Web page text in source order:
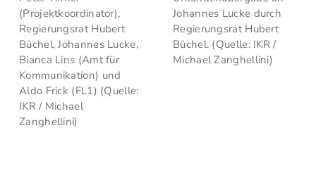
(Projektkoordinator),
Regierungsrat Hubert
Büchel, Johannes Lucke,
Bianca Lins (Amt für
Kommunikation) und
Aldo Frick (FL1) (Quelle:
IKR / Michael
Zanghellini)
Johannes Lucke durch
Regierungsrat Hubert
Büchel. (Quelle: IKR /
Michael Zanghellini)